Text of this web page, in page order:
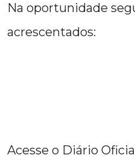
Na oportunidade
acrescentados:
Acesse o Diário